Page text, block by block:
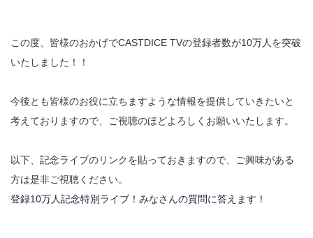
この度、皆様のおかげでCASTDICE TVの登録者数が10万人を突破
いたしました！！
今後とも皆様のお役に立ちますような情報を提供していきたいと
考えておりますので、ご視聴のほどよろしくお願いいたします。
以下、記念ライブのリンクを貼っておきますので、ご興味がある
方は是非ご視聴ください。
登録10万人記念特別ライブ！みなさんの質問に答えます！